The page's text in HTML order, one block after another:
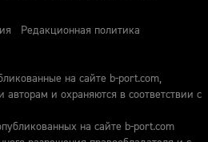
Редакционная политика
на сайте b-port.com,
и охраняются в соответствии с
на сайте b-port.com